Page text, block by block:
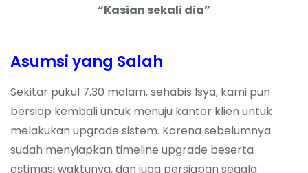
“Kasian sekali dia”
Asumsi yang Salah
Sekitar pukul 7.30 malam, sehabis Isya, kami pun
bersiap kembali untuk menuju kantor klien untuk
melakukan upgrade sistem. Karena sebelumnya
sudah menyiapkan timeline upgrade beserta
estimasi waktunya, dan juga persiapan segala